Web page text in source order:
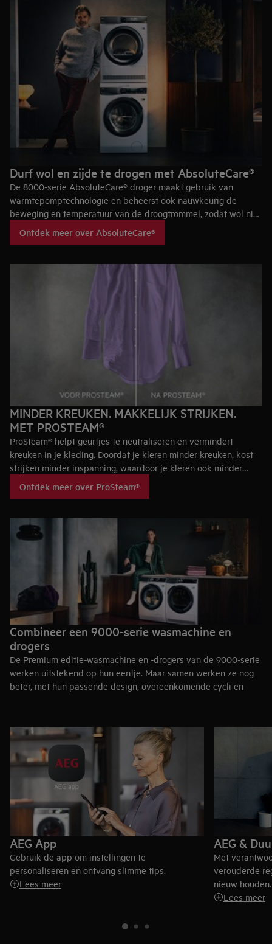
Durf wol en zijde te drogen met AbsoluteCare®
De 8000-serie AbsoluteCare® droger maakt gebruik van
warmtepomptechnologie en beheerst ook nauwkeurig de
beweging en temperatuur van de droogtrommel, zodat wol niet
waterdichtheid van outdoorkleding en is Woolmark Blue-
Ontdek meer over AbsoluteCare®
MINDER KREUKEN. MAKKELIJK STRIJKEN.
MET PROSTEAM®
ProSteam® helpt geurtjes te neutraliseren en vermindert
kreuken in je kleding. Doordat je kleren minder kreuken, kost
strijken minder inspanning, waardoor je kleren ook minder
Ontdek meer over ProSteam®
Combineer een 9000-serie wasmachine en
drogers
De Premium editie-wasmachine en -drogers van de 9000-serie
werken uitstekend op hun eentje. Maar samen werken ze nog
beter, met hun passende design, overeenkomende cycli en
geïntegreerde wasdienst leveren – zonder dat je je was hoeft
te sorteren.
9000-serie wasmachine kopen
9000-serie droger kopen
AEG App
Gebruik de app om instellingen te
personaliseren en ontvang slimme tips.
Lees meer
AEG &
Met
verouderde
nieuw houden.
Lees meer